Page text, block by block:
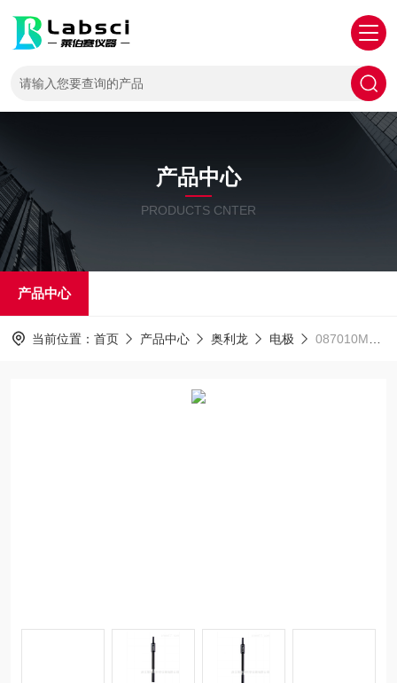
产品中心
PRODUCTS CNTER
产品中心
当前位置： 首页 产品中心 奥利龙 电极 087010MD 电极 溶解氧探头